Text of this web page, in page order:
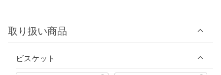
取り扱い商品
ビスケット